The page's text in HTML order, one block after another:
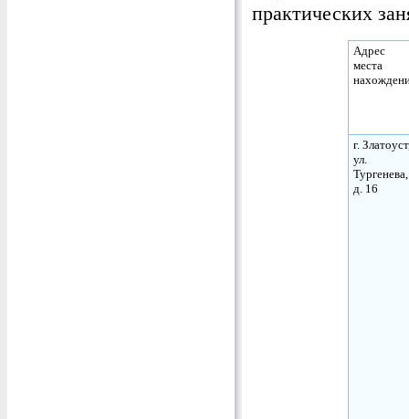
практических
Адрес
места
г.
ул.
Тургенева,
д. 16